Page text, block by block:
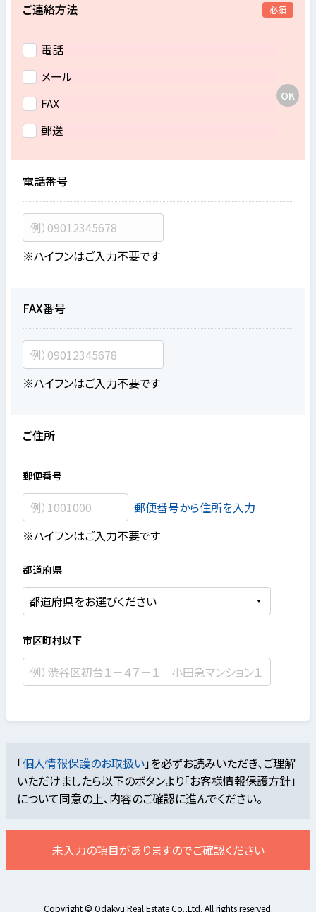
ご連絡方法 必須
電話
メール
FAX
郵送
電話番号
※ハイフンはご入力不要です
FAX番号
※ハイフンはご入力不要です
ご住所
郵便番号
郵便番号から住所を入力
※ハイフンはご入力不要です
都道府県
市区町村以下
「個人情報保護のお取扱い」を必ずお読みいただき、ご理解
いただけましたら以下のボタンより「お客様情報保護方針」
について同意の上、内容のご確認に進んでください。
未入力の項目がありますのでご確認ください
Copyright © Odakyu Real Estate Co.,Ltd. All rights reserved.